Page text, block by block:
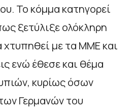
Το κόμμα κατηγορεί
ξετύλιξε ολόκληρη
χτυπηθεί με τα ΜΜΕ και
ενώ έθεσε και θέμα
κυρίως όσων
Γερμανών του